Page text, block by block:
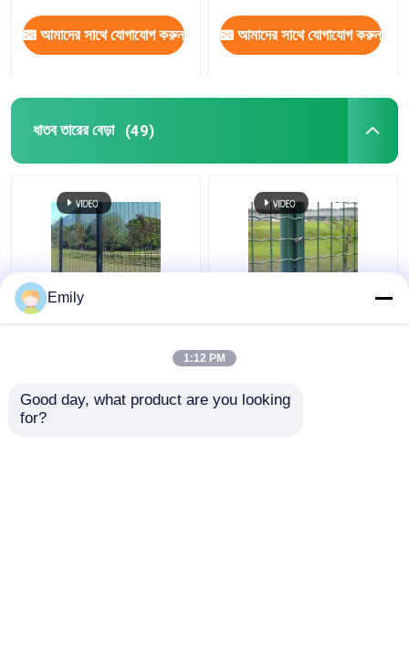
আমাদের সাথে যোগাযোগ করুন আমাদের সাথে যোগাযোগ করুন
ধাতব তারের বেড়া (49)
উচ্চ স্তরের নিরাপত্তার জন্য সবুজ
ভালো দাম
গ্যালভানাইজড সারফেস
ভালো দাম
Emily
1:12 PM
Good day, what product are you looking
for?